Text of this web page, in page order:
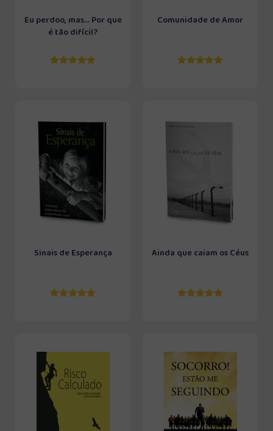
Eu perdoo, mas... Por que
é tão difícil?
Comunidade de Amor
Sinais de Esperança Ainda que caiam os Céus